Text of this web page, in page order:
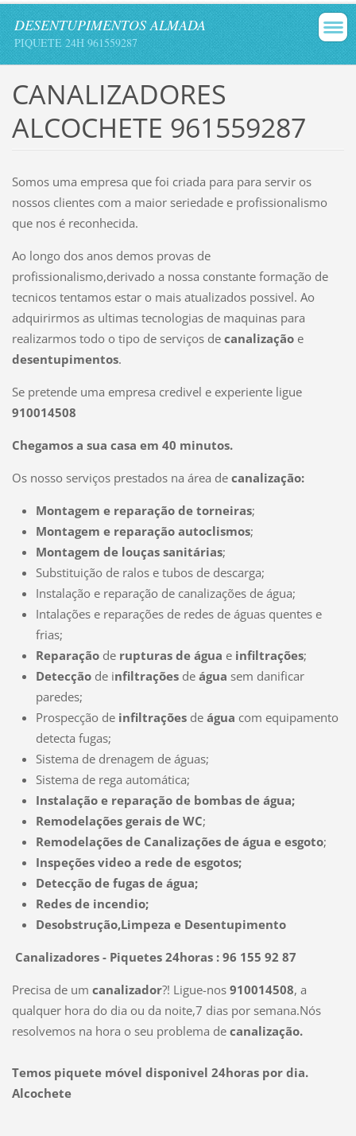
DESENTUPIMENTOS ALMADA
PIQUETE 24H 961559287
CANALIZADORES
ALCOCHETE 961559287
Somos uma empresa que foi criada para para servir os
nossos clientes com a maior seriedade e profissionalismo
que nos é reconhecida.
Ao longo dos anos demos provas de
profissionalismo,derivado a nossa constante formação de
tecnicos tentamos estar o mais atualizados possivel. Ao
adquirirmos as ultimas tecnologias de maquinas para
realizarmos todo o tipo de serviços de canalização e
desentupimentos.
Se pretende uma empresa credivel e experiente ligue
910014508
Chegamos a sua casa em 40 minutos.
Os nosso serviços prestados na área de canalização:
Montagem e reparação de torneiras;
Montagem e reparação autoclismos;
Montagem de louças sanitárias;
Substituição de ralos e tubos de descarga;
Instalação e reparação de canalizações de água;
Intalações e reparações de redes de águas quentes e
frias;
Reparaçãode rupturas de água e infiltrações;
Detecçãode infiltrações de água sem danificar
paredes;
Prospecção de infiltraçõesde água com equipamento
detecta fugas;
Sistema de drenagem de águas;
Sistema de rega automática;
Instalação e reparação de bombas de água;
Remodelações gerais de WC;
Remodelações de Canalizações de água e esgoto;
Inspeções video a rede de esgotos;
Detecção de fugas de água;
Redes de incendio;
Desobstrução,Limpeza e Desentupimento
Canalizadores - Piquetes 24horas : 96 155 92 87
Precisa de um canalizador?! Ligue-nos 910014508, a
qualquer hora do dia ou da noite,7 dias por semana.Nós
resolvemos na hora o seu problema decanalização.
Temos piquete móvel disponivel 24horas por dia.
Alcochete